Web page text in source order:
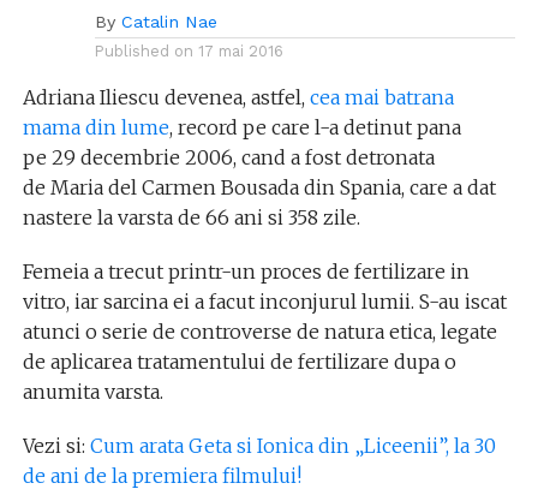
By Catalin Nae
Published on 17 mai 2016
Adriana Iliescu devenea, astfel, cea mai batrana
mama din lume, record pe care l-a detinut pana
pe 29 decembrie 2006, cand a fost detronata
de Maria del Carmen Bousada din Spania, care a dat
nastere la varsta de 66 ani si 358 zile.
Femeia a trecut printr-un proces de fertilizare in
vitro, iar sarcina ei a facut inconjurul lumii. S-au iscat
atunci o serie de controverse de natura etica, legate
de aplicarea tratamentului de fertilizare dupa o
anumita varsta.
Vezi si: Cum arata Geta si Ionica din „Liceenii”, la 30
de ani de la premiera filmului!